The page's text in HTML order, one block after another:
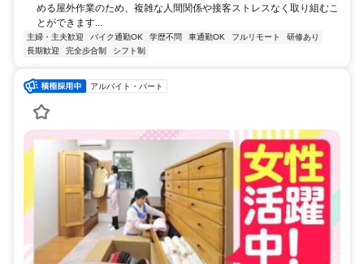
める屋外作業のため、複雑な人間関係や接客ストレスなく取り組むこ
とができます...
主婦・主夫歓迎 バイク通勤OK 学歴不問 車通勤OK フルリモート
研修あり
長期歓迎
完全歩合制 シフト制
アルバイト・パート